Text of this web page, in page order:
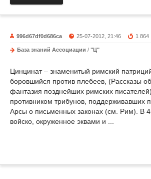
996d67df0d686ca 25-07-2012, 21:46 1 864
База знаний Ассоциации / "Ц"
Цинцинат – знаменитый римский
боровшийся против плебеев, (Рассказы
фантазия позднейших римских
противником трибунов, поддерживавших
Арсы о письменных законах (см. Рим). В
войско, окруженное эквами и ...